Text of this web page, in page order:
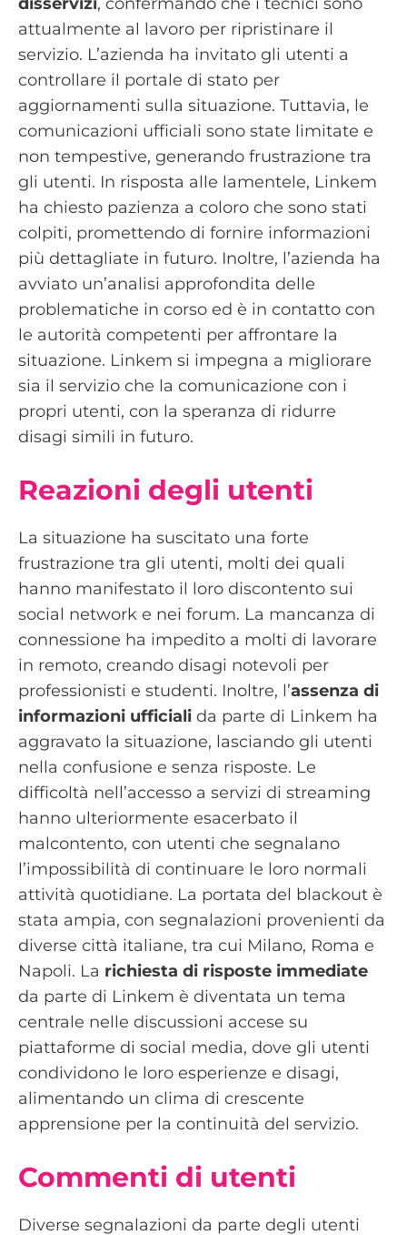
attualmente al lavoro per ripristinare il
servizio. L’azienda ha invitato gli utenti a
controllare il portale di stato per
aggiornamenti sulla situazione. Tuttavia, le
comunicazioni ufficiali sono state limitate e
non tempestive, generando frustrazione tra
gli utenti. In risposta alle lamentele, Linkem
ha chiesto pazienza a coloro che sono stati
colpiti, promettendo di fornire informazioni
più dettagliate in futuro. Inoltre, l’azienda ha
avviato un’analisi approfondita delle
problematiche in corso ed è in contatto con
le autorità competenti per affrontare la
situazione. Linkem si impegna a migliorare
sia il servizio che la comunicazione con i
propri utenti, con la speranza di ridurre
disagi simili in futuro.
Reazioni degli utenti
La situazione ha suscitato una forte
frustrazione tra gli utenti, molti dei quali
hanno manifestato il loro discontento sui
social network e nei forum. La mancanza di
connessione ha impedito a molti di lavorare
in remoto, creando disagi notevoli per
professionisti e studenti. Inoltre, l’assenza di
informazioni ufficiali da parte di Linkem ha
aggravato la situazione, lasciando gli utenti
nella confusione e senza risposte. Le
difficoltà nell’accesso a servizi di streaming
hanno ulteriormente esacerbato il
malcontento, con utenti che segnalano
l’impossibilità di continuare le loro normali
attività quotidiane. La portata del blackout è
stata ampia, con segnalazioni provenienti da
diverse città italiane, tra cui Milano, Roma e
Napoli. La richiesta di risposte immediate
da parte di Linkem è diventata un tema
centrale nelle discussioni accese su
piattaforme di social media, dove gli utenti
condividono le loro esperienze e disagi,
alimentando un clima di crescente
apprensione per la continuità del servizio.
Commenti di utenti
Diverse segnalazioni da parte degli utenti